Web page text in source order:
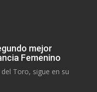
mejor
Femenino
Toro, sigue en su